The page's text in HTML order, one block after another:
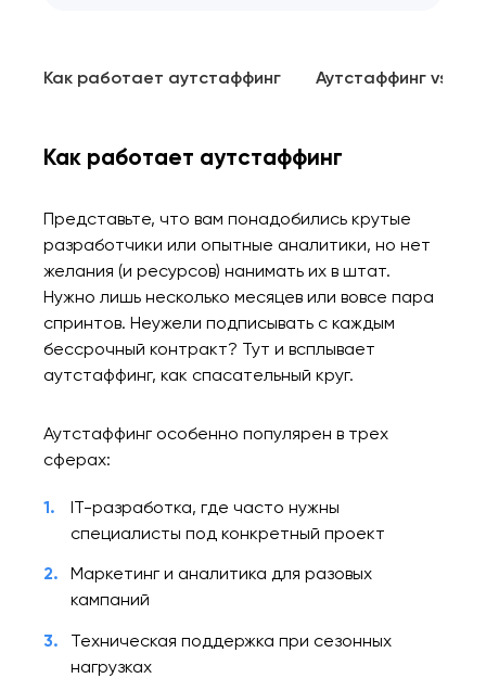
Как работает аутстаффинг Аутстаффинг vs
Как работает аутстаффинг
Представьте, что вам понадобились крутые
разработчики или опытные аналитики, но нет
желания (и ресурсов) нанимать их в штат.
Нужно лишь несколько месяцев или вовсе пара
спринтов. Неужели подписывать с каждым
бессрочный контракт? Тут и всплывает
аутстаффинг, как спасательный круг.
Аутстаффинг особенно популярен в трех
сферах:
IT-разработка, где часто нужны
специалисты под конкретный проект
Маркетинг и аналитика для разовых
кампаний
Техническая поддержка при сезонных
нагрузках